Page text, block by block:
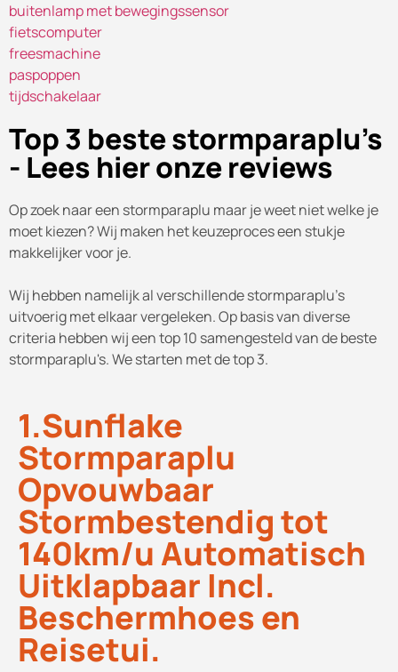
Top 3 beste stormparaplu's
- Lees hier onze reviews
Op zoek naar een stormparaplu maar je weet niet welke je
moet kiezen? Wij maken het keuzeproces een stukje
makkelijker voor je.
Wij hebben namelijk al verschillende stormparaplu's
uitvoerig met elkaar vergeleken. Op basis van diverse
criteria hebben wij een top 10 samengesteld van de beste
stormparaplu's. We starten met de top 3.
1.Sunflake
Stormparaplu
Opvouwbaar
Stormbestendig tot
140km/u Automatisch
Uitklapbaar Incl.
Beschermhoes en
Reisetui.
buitenlamp met bewegingssensor
fietscomputer
freesmachine
paspoppen
tijdschakelaar